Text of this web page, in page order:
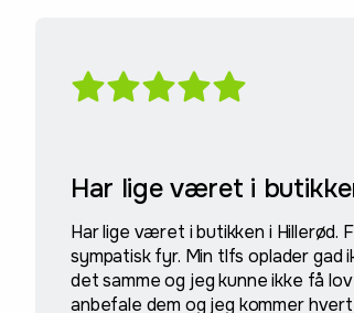
Har lige været i
Har lige været i butikken i Hillerød.
sympatisk fyr. Min tlfs oplader gad
det samme og jeg kunne ikke få
anbefale dem og jeg kommer hvert